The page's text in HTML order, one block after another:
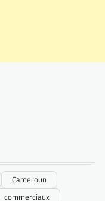
Cameroun
commerciaux